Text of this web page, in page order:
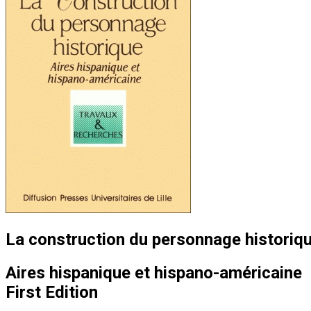
La construction du personnage
Aires hispanique et hispano-américaine
First Edition